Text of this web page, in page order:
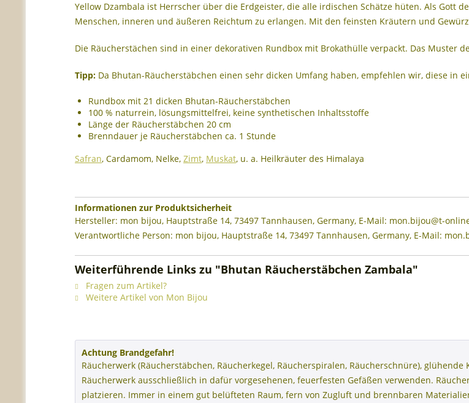
Yellow Dzambala ist Herrscher über die Erdgeister, die alle irdischen Schätze hüten. Als Gott
Menschen, inneren und äußeren Reichtum zu erlangen. Mit den feinsten Kräutern und
Die Räucherstächen sind in einer dekorativen Rundbox mit Brokathülle verpackt. Das Muster
Tipp: Da Bhutan-Räucherstäbchen einen sehr dicken Umfang haben, empfehlen wir, diese in
Rundbox mit 21 dicken Bhutan-Räucherstäbchen
100 % naturrein, lösungsmittelfrei, keine synthetischen Inhaltsstoffe
Länge der Räucherstäbchen 20 cm
Brenndauer je Räucherstäbchen ca. 1 Stunde
Safran, Cardamom, Nelke, Zimt, Muskat, u. a. Heilkräuter des Himalaya
Informationen zur Produktsicherheit
Hersteller: mon bijou, Hauptstraße 14, 73497 Tannhausen, Germany, E-Mail: mon.bijou@t-
Verantwortliche Person: mon bijou, Hauptstraße 14, 73497 Tannhausen, Germany, E-Mail:
Weiterführende Links zu "Bhutan Räucherstäbchen Zambala"
Fragen zum Artikel?
Weitere Artikel von Mon Bijou
Achtung Brandgefahr!
Räucherwerk (Räucherstäbchen, Räucherkegel, Räucherspiralen, Räucherschnüre),
Räucherwerk ausschließlich in dafür vorgesehenen, feuerfesten Gefäßen verwenden.
platzieren. Immer in einem gut belüfteten Raum, fern von Zugluft und brennbaren